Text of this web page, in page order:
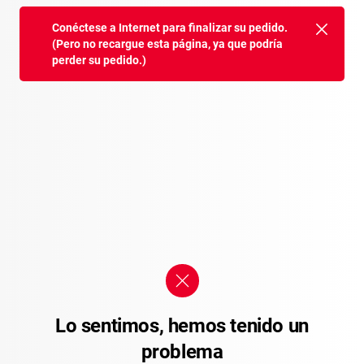
Conéctese a Internet para finalizar su pedido.
(Pero no recargue esta página, ya que podría
perder su pedido.)
Lo sentimos, hemos tenido un
problema